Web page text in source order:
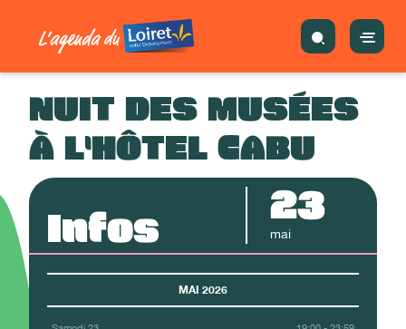
NUIT DES MUSÉES
À L'HÔTEL CABU
Infos 23
mai
MAI 2026